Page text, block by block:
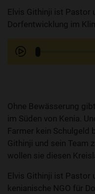
Elvis Githinji ist Pastor
Dorfentwicklung im
Ohne Bewässerung
im Süden von Kenia.
Farmer kein Schulgeld
Githinji und sein Team
wollen sie diesen
Elvis Githinji ist Pastor
kenianische NGO für